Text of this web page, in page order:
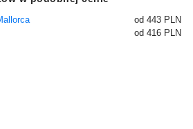
od 443 PLN
od 416 PLN